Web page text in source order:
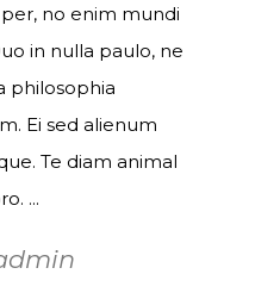
no enim mundi
in nulla paulo, ne
philosophia
Ei sed alienum
Te diam animal